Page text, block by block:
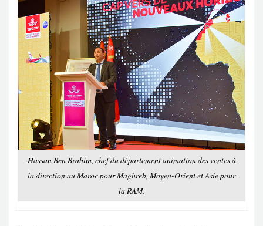
Hassan Ben Brahim, chef du département animation des ventes à
la direction au Maroc pour Maghreb, Moyen-Orient et Asie pour
la RAM.